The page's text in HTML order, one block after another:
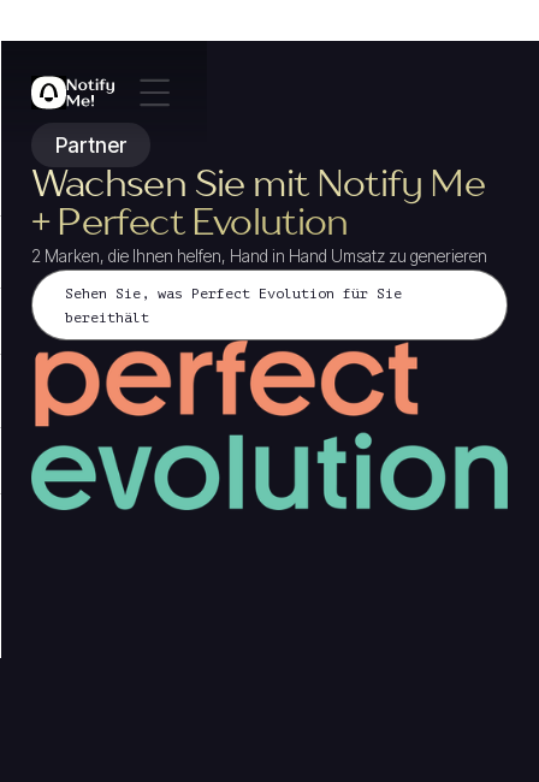
Partner
Wachsen Sie mit Notify Me
+ Perfect Evolution
2 Marken, die Ihnen helfen, Hand in Hand Umsatz zu generieren
Sehen Sie, was Perfect Evolution für Sie
bereithält